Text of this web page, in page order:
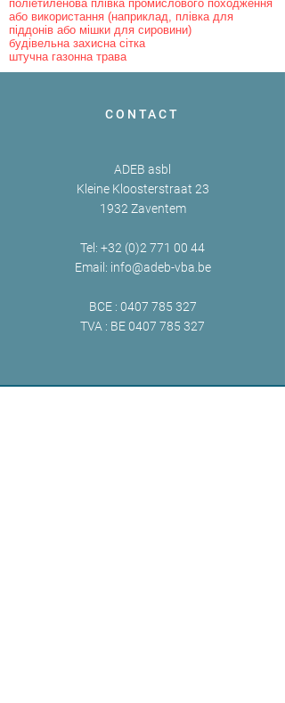
поліетиленова плівка промислового походження
або використання (наприклад, плівка для
піддонів або мішки для сировини)
будівельна захисна сітка
штучна газонна трава
CONTACT
ADEB asbl
Kleine Kloosterstraat 23
1932 Zaventem
Tel: +32 (0)2 771 00 44
Email: info@adeb-vba.be
BCE : 0407 785 327
TVA : BE0407 785 327